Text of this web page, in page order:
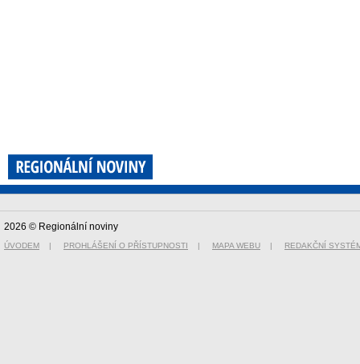
2026 © Regionální noviny
ÚVODEM | PROHLÁŠENÍ O PŘÍSTUPNOSTI | MAPA WEBU | REDAKČNÍ